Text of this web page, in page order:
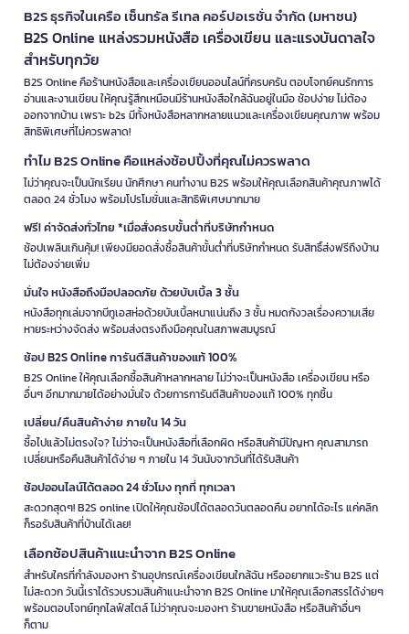
B2S ธุรกิจในเครือ เซ็นทรัล รีเทล คอร์ปอเรชั่น จำกัด (มหาชน)
B2S Online แหล่งรวมหนังสือ เครื่องเขียน และแรงบันดาลใจ
สำหรับทุกวัย
B2S Online คือร้านหนังสือและเครื่องเขียนออนไลน์ที่ครบครัน ตอบโจทย์คนรักการ
อ่านและงานเขียน ให้คุณรู้สึกเหมือนมีร้านหนังสือใกล้ฉันอยู่ในมือ ช้อปง่าย ไม่ต้อง
ออกจากบ้าน เพราะ b2s มีทั้งหนังสือหลากหลายแนวและเครื่องเขียนคุณภาพ พร้อม
สิทธิพิเศษที่ไม่ควรพลาด!
ทำไม B2S Online คือแหล่งช้อปปิ้งที่คุณไม่ควรพลาด
ไม่ว่าคุณจะเป็นนักเรียน นักศึกษา คนทำงาน B2S พร้อมให้คุณเลือกสินค้าคุณภาพได้
ตลอด 24 ชั่วโมง พร้อมโปรโมชั่นและสิทธิพิเศษมากมาย
ฟรี! ค่าจัดส่งทั่วไทย *เมื่อสั่งครบขั้นต่ำที่บริษัทกำหนด
ช้อปเพลินเกินคุ้ม! เพียงมียอดสั่งซื้อสินค้าขั้นต่ำที่บริษัทกำหนด รับสิทธิ์ส่งฟรีถึงบ้าน
ไม่ต้องจ่ายเพิ่ม
มั่นใจ หนังสือถึงมือปลอดภัย ด้วยบับเบิ้ล 3 ชั้น
หนังสือทุกเล่มจากบีทูเอสห่อด้วยบับเบิ้ลหนาแน่นถึง 3 ชั้น หมดกังวลเรื่องความเสีย
หายระหว่างจัดส่ง พร้อมส่งตรงถึงมือคุณในสภาพสมบูรณ์
ช้อป B2S Online การันตีสินค้าของแท้ 100%
B2S Online ให้คุณเลือกซื้อสินค้าหลากหลาย ไม่ว่าจะเป็นหนังสือ เครื่องเขียน หรือ
อื่นๆ อีกมากมายได้อย่างมั่นใจ ด้วยการการันตีสินค้าของแท้ 100% ทุกชิ้น
เปลี่ยน/คืนสินค้าง่าย ภายใน 14 วัน
ซื้อไปแล้วไม่ตรงใจ? ไม่ว่าจะเป็นหนังสือที่เลือกผิด หรือสินค้ามีปัญหา คุณสามารถ
เปลี่ยนหรือคืนสินค้าได้ง่าย ๆ ภายใน 14 วันนับจากวันที่ได้รับสินค้า
ช้อปออนไลน์ได้ตลอด 24 ชั่วโมง ทุกที่ ทุกเวลา
สะดวกสุดๆ! B2S online เปิดให้คุณช้อปได้ตลอดวันตลอดคืน อยากได้อะไร แค่คลิก
ก็รอรับสินค้าที่บ้านได้เลย!
เลือกช้อปสินค้าแนะนำจาก B2S Online
สำหรับใครที่กำลังมองหา ร้านอุปกรณ์เครื่องเขียนใกล้ฉัน หรืออยากแวะร้าน B2S แต่
ไม่สะดวก วันนี้เราได้รวบรวมสินค้าแนะนำจาก B2S Online มาให้คุณเลือกสรรได้ง่ายๆ
พร้อมตอบโจทย์ทุกไลฟ์สไตล์ ไม่ว่าคุณจะมองหา ร้านขายหนังสือ หรือสินค้าอื่นๆ
ก็ตาม